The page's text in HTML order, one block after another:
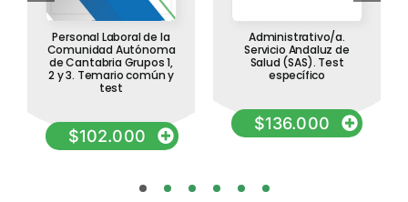
noviembre,
ordenación
sanitarias
Personal Laboral de la
Comunidad Autónoma
de Cantabria Grupos 1,
2 y 3. Temario común y
test
$102.000
Administrativo/a.
Servicio Andaluz de
Salud (SAS). Test
específico
$136.000